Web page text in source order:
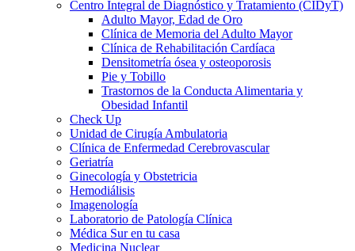
Centro Integral de Diagnóstico y Tratamiento (CIDyT)
Adulto Mayor, Edad de Oro
Clínica de Memoria del Adulto Mayor
Clínica de Rehabilitación Cardíaca
Densitometría ósea y osteoporosis
Pie y Tobillo
Trastornos de la Conducta Alimentaria y
Obesidad Infantil
Check Up
Unidad de Cirugía Ambulatoria
Clínica de Enfermedad Cerebrovascular
Geriatría
Ginecología y Obstetricia
Hemodiálisis
Imagenología
Laboratorio de Patología Clínica
Médica Sur en tu casa
Medicina Nuclear